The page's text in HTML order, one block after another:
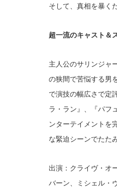
そして、真相を暴く
超一流のキャスト＆
主人公のサリンジャ
の狭間で苦悩する男
で演技の幅広さで定
ラ・ラン』、『パフ
ンターテイメントを
な緊迫シーンでたた
出演：クライヴ・オ
バーン、ミシェル・